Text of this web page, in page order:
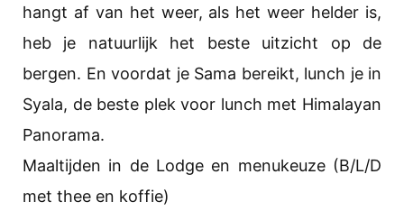
hangt af van het weer, als het weer helder is,
heb je natuurlijk het beste uitzicht op de
bergen. En voordat je Sama bereikt, lunch je in
Syala, de beste plek voor lunch met Himalayan
Panorama.
Maaltijden in de Lodge en menukeuze (B/L/D
met thee en koffie)